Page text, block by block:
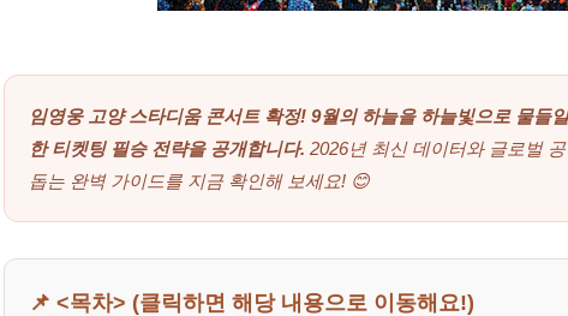
임영웅 고양 스타디움 콘서트 확정! 9월의 하늘을 하늘빛으로 물들
한 티켓팅 필승 전략을 공개합니다. 2026년 최신 데이터와 글로벌
돕는 완벽 가이드를 지금 확인해 보세요! 😊
📌 <목차> (클릭하면 해당 내용으로 이동해요!)